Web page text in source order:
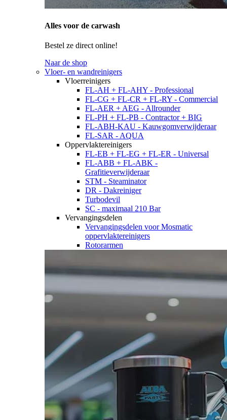
Alles voor de carwash
Bestel ze direct online!
Naar de shop
Vloer- en wandreinigers
Vloerreinigers
FL-AH + FL-AHY - Professional
FL-CG + FL-CR + FL-RY - Commercial
FL-AER + AEG - Allrounder
FL-PH + FL-PB - Contractor + BIG
FL-ABH-KAU - Kauwgomverwijderaar
FL-SAR - AQUA
Oppervlaktereinigers
FL-EB + FL-EG + FL-ER - Universal
FL-ABB + FL-ABK -
Grafitieverwijderaar
STM - Steaminator
DR - Dakreiniger
Turbodevil
SC - maximaal 210 Bar
Vervangingsdelen
Vervangingsdelen voor Mosmatic
oppervlaktereinigers
Rotorarmen